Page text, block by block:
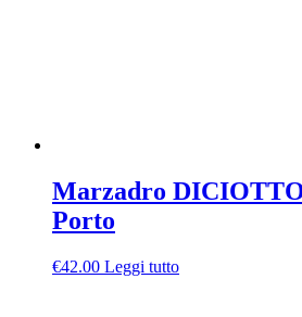
Marzadro
Porto
€42.00 Leggi tutto